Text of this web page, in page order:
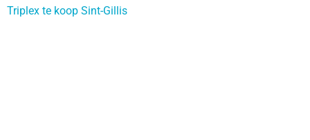
Triplex te koop Sint-Gillis